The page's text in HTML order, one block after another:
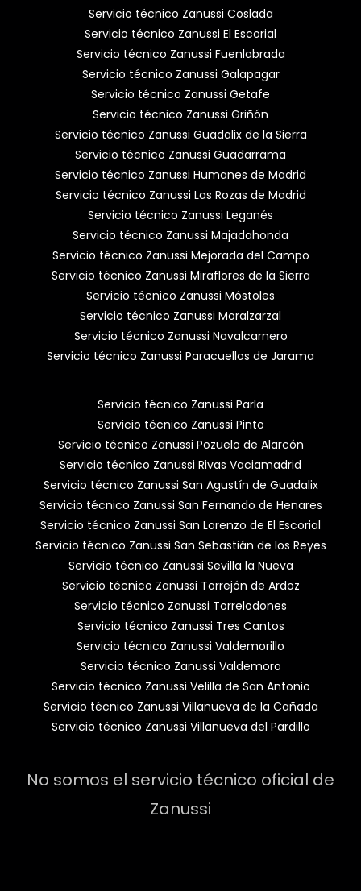
Servicio técnico Zanussi Coslada
Servicio técnico Zanussi El Escorial
Servicio técnico Zanussi Fuenlabrada
Servicio técnico Zanussi Galapagar
Servicio técnico Zanussi Getafe
Servicio técnico Zanussi Griñón
Servicio técnico Zanussi Guadalix de la Sierra
Servicio técnico Zanussi Guadarrama
Servicio técnico Zanussi Humanes de Madrid
Servicio técnico Zanussi Las Rozas de Madrid
Servicio técnico Zanussi Leganés
Servicio técnico Zanussi Majadahonda
Servicio técnico Zanussi Mejorada del Campo
Servicio técnico Zanussi Miraflores de la Sierra
Servicio técnico Zanussi Móstoles
Servicio técnico Zanussi Moralzarzal
Servicio técnico Zanussi Navalcarnero
Servicio técnico Zanussi Paracuellos de Jarama
Servicio técnico Zanussi Parla
Servicio técnico Zanussi Pinto
Servicio técnico Zanussi Pozuelo de Alarcón
Servicio técnico Zanussi Rivas Vaciamadrid
Servicio técnico Zanussi San Agustín de Guadalix
Servicio técnico Zanussi San Fernando de Henares
Servicio técnico Zanussi San Lorenzo de El Escorial
Servicio técnico Zanussi San Sebastián de los Reyes
Servicio técnico Zanussi Sevilla la Nueva
Servicio técnico Zanussi Torrejón de Ardoz
Servicio técnico Zanussi Torrelodones
Servicio técnico Zanussi Tres Cantos
Servicio técnico Zanussi Valdemorillo
Servicio técnico Zanussi Valdemoro
Servicio técnico Zanussi Velilla de San Antonio
Servicio técnico Zanussi Villanueva de la Cañada
Servicio técnico Zanussi Villanueva del Pardillo
No somos el servicio técnico oficial de
Zanussi